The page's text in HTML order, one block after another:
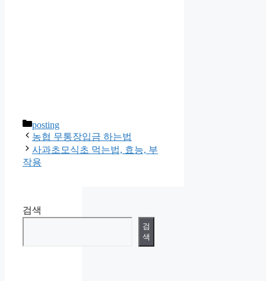
카
테
고
리
posting
농협 무통장입금 하는법
사과초모식초 먹는법, 효능, 부
작용
검색
검
색